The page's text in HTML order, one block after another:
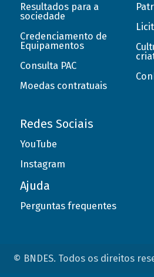
Resultados para a
sociedade
Credenciamento de
Equipamentos
Consulta PAC
Moedas contratuais
Redes Sociais
YouTube
Instagram
Ajuda
Perguntas frequentes
© BNDES. Todos os direitos